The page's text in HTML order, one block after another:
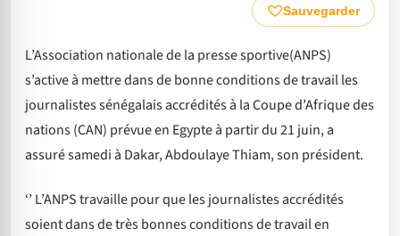
Sauvegarder
L’Association nationale de la presse sportive(ANPS)
s’active à mettre dans de bonne conditions de travail les
journalistes sénégalais accrédités à la Coupe d’Afrique des
nations (CAN) prévue en Egypte à partir du 21 juin, a
assuré samedi à Dakar, Abdoulaye Thiam, son président.
‘’ L’ANPS travaille pour que les journalistes accrédités
soient dans de très bonnes conditions de travail en